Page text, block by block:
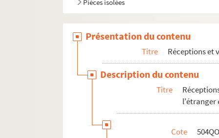
Pièces isolées
Présentation du contenu
Titre Réceptions et
Description du contenu
Titre
l'étranger
Cote